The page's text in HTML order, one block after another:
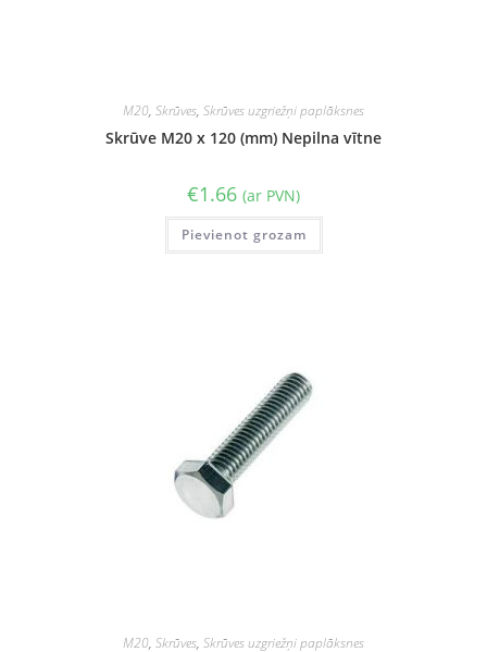
M20, Skrūves, Skrūves uzgriežņi paplāksnes
Skrūve M20 x 120 (mm) Nepilna vītne
€1.66 (ar PVN)
Pievienot grozam
M20, Skrūves, Skrūves uzgriežņi paplāksnes